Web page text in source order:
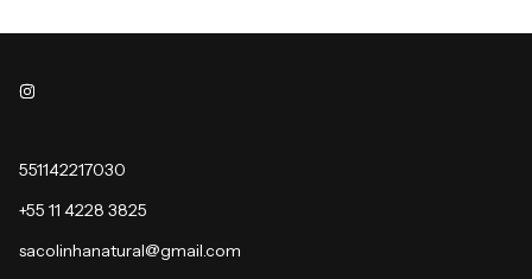
551142217030
+55 11 4228 3825
sacolinhanatural@gmail.com